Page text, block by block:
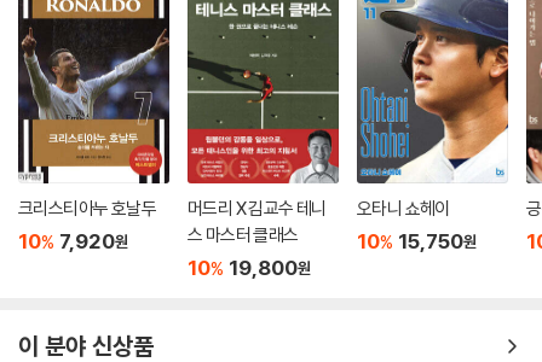
크리스티아누 호날두
10% 7,920원
머드리 X 김교수 테니
스 마스터 클래스
10% 19,800원
오타니 쇼헤이
10% 15,750원
이 분야 신상품